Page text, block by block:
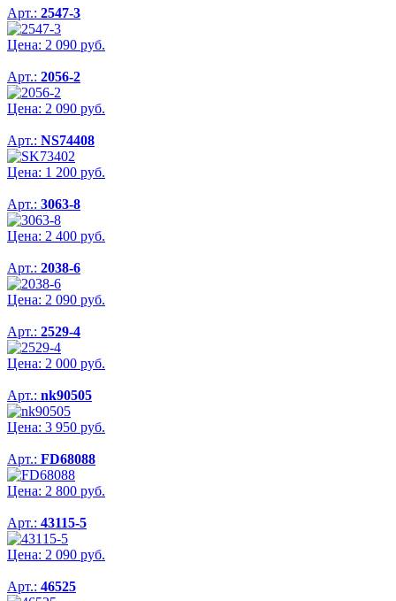
Арт.: 2547-3
Цена: 2 090 руб.
Арт.: 2056-2
Цена: 2 090 руб.
Арт.: NS74408
Цена: 1 200 руб.
Арт.: 3063-8
Цена: 2 400 руб.
Арт.: 2038-6
Цена: 2 090 руб.
Арт.: 2529-4
Цена: 2 000 руб.
Арт.: nk90505
Цена: 3 950 руб.
Арт.: FD68088
Цена: 2 800 руб.
Арт.: 43115-5
Цена: 2 090 руб.
Арт.: 46525